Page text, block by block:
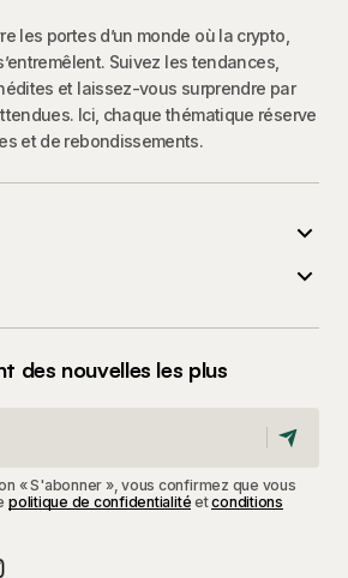
les portes d’un monde où la crypto,
Suivez les tendances,
et laissez-vous surprendre par
Ici, chaque thématique réserve
et de rebondissements.
des nouvelles les plus
« S'abonner », vous confirmez que vous
politique de confidentialité etconditions